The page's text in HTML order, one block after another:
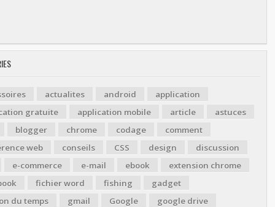
actualites android
application
gratuite
application mobile article
astuces
blogger
chrome codage
comment
web
conseils CSS design
discussion
e-commerce
e-mail ebook
extension chrome
fichier word fishing
gadget
du temps
gmail Google
google drive